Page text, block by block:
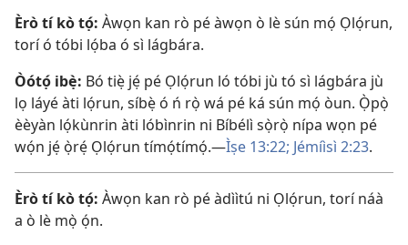
Èrò tí kò tọ́: Àwọn kan rò pé àwọn ò lè sún mọ́ Ọlọ́run,
torí ó tóbi lọ́ba ó sì lágbára.
Òótọ́ ibẹ̀: Bó tiẹ̀ jẹ́ pé Ọlọ́run ló tóbi jù tó sì lágbára jù
lọ láyé àti lọ́run, síbẹ̀ ó ń rọ̀ wá pé ká sún mọ́ òun. Ọ̀pọ̀
èèyàn lọ́kùnrin àti lóbìnrin ni Bíbélì sọ̀rọ̀ nípa wọn pé
wọ́n jẹ́ ọ̀rẹ́ Ọlọ́run tímọ́tímọ́.​—Ìṣe 13:22; Jémíìsì 2:23.
Èrò tí kò tọ́: Àwọn kan rò pé àdììtú ni Ọlọ́run, torí náà
a ò lè mọ̀ ọ́n.